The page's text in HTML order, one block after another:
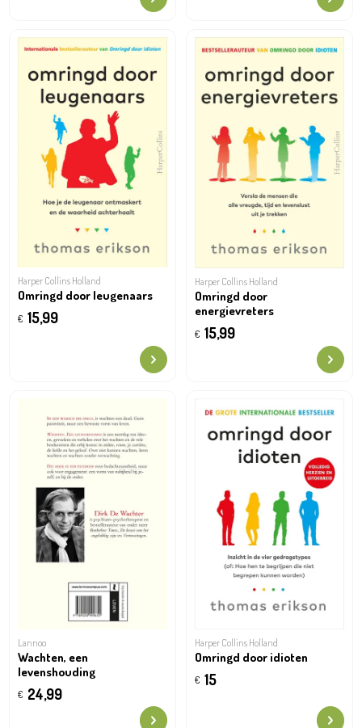
Harper Collins Holland
Omringd door leugenaars
€ 15,99
Harper Collins Holland
Omringd door
energievreters
€ 15,99
Lannoo
Wachten, een
levenshouding
€ 24,99
Harper Collins Holland
Omringd door idioten
€ 15